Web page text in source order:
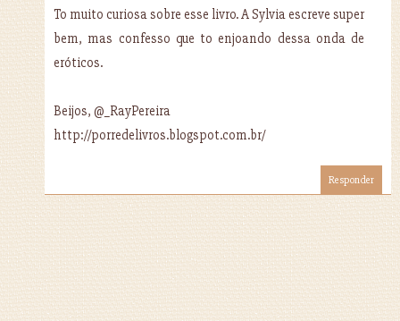
To muito curiosa sobre esse livro. A Sylvia escreve super
bem, mas confesso que to enjoando dessa onda de
eróticos.
Beijos, @_RayPereira
http://porredelivros.blogspot.com.br/
Responder